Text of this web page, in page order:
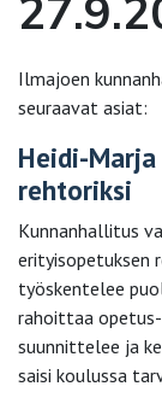
Ilmajoen
seuraavat asiat:
Heidi-
rehtoriksi
Kunnanhallitus
erityisopetuksen
työskentelee
rahoittaa
suunnittelee ja
saisi koulussa